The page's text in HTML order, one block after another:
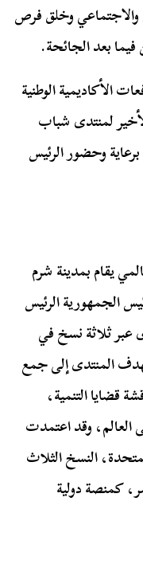
والاجتماعي وخلق فرص
فيما بعد الجائحة.
الأكاديمية الوطنية
لمنتدى شباب
وحضور الرئيس
يقام بمدينة شرم
الجمهورية الرئيس
عبر ثلاثة نسخ في
2017 و2018 و2019. ويهدف المنتدى إلى جمع
قضايا التنمية،
العالم، وقد اعتمدت
النسخ الثلاث
كمنصة دولية